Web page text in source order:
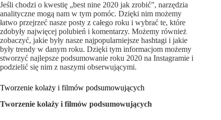
Jeśli chodzi o kwestię „best nine 2020 jak zrobić”, narzędzia
analityczne mogą nam w tym pomóc. Dzięki nim możemy
łatwo przejrzeć nasze posty z całego roku i wybrać te, które
zdobyły najwięcej polubień i komentarzy. Możemy również
zobaczyć, jakie były nasze najpopularniejsze hashtagi i jakie
były trendy w danym roku. Dzięki tym informacjom możemy
stworzyć najlepsze podsumowanie roku 2020 na Instagramie i
podzielić się nim z naszymi obserwującymi.
Tworzenie kolaży i filmów podsumowujących
Tworzenie kolaży i filmów podsumowujących